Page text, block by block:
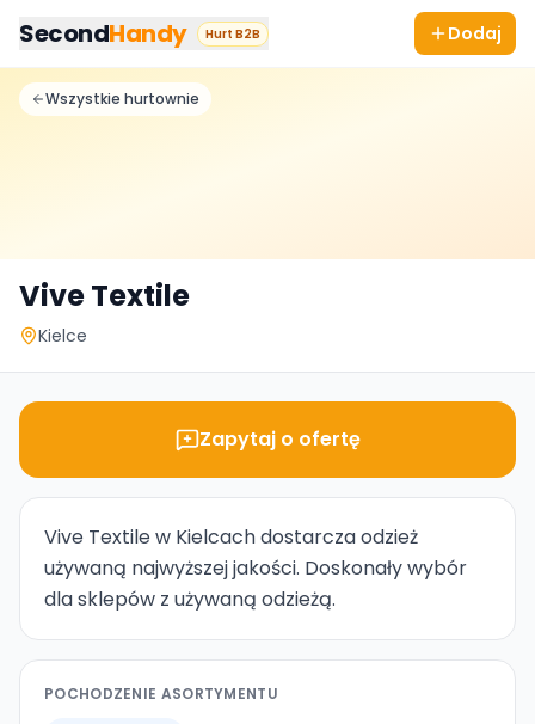
SecondHandy Hurt B2B Dodaj
Wszystkie hurtownie
Vive Textile
Kielce
Zapytaj o ofertę
Vive Textile w Kielcach dostarcza odzież
używaną najwyższej jakości. Doskonały wybór
dla sklepów z używaną odzieżą.
POCHODZENIE ASORTYMENTU